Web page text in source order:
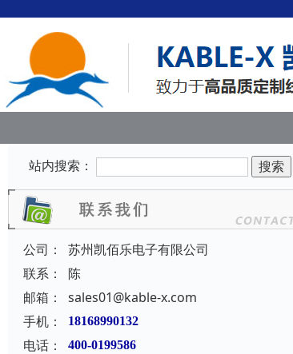
站内搜索：
公司：
苏州凯佰乐电子有限公司
联系：
陈
邮箱：
sales01@kable-x.com
手机：
18168990132
电话： 400-0199586